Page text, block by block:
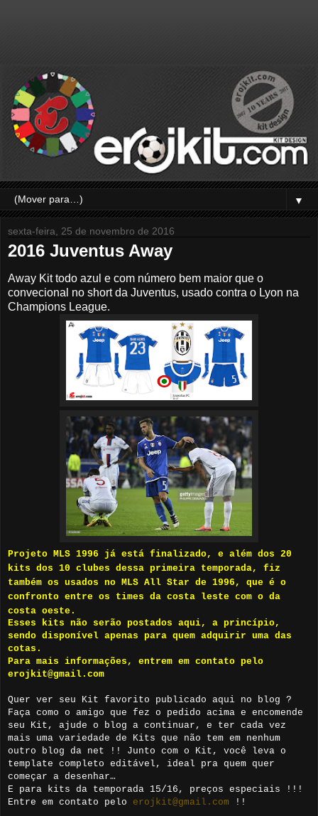
▼
sexta-feira, 25 de novembro de 2016
2016 Juventus Away
Away Kit todo azul e com número bem maior que o
convecional no short da Juventus, usado contra o Lyon na
Champions League.
Projeto MLS 1996 já está finalizado, e além dos 20
kits dos 10 clubes dessa primeira temporada, fiz
também os usados no MLS All Star de 1996, que é o
confronto entre os times da costa leste com o da
costa oeste.
Esses kits não serão postados aqui, a princípio,
sendo disponível apenas para quem adquirir uma das
cotas.
Para mais informações, entrem em contato pelo
erojkit@gmail.com
Quer ver seu Kit favorito publicado aqui no blog ?
Faça como o amigo que fez o pedido acima e encomende
seu Kit, ajude o blog a continuar, e ter cada vez
mais uma variedade de Kits que não tem em nenhum
outro blog da net !! Junto com o Kit, você leva o
template completo editável, ideal pra quem quer
começar a desenhar…
E para kits da temporada 15/16, preços especiais !!!
Entre em contato pelo erojkit@gmail.com !!